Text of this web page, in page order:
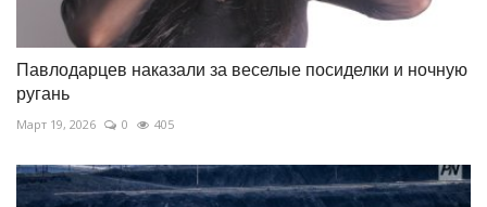
Павлодарцев наказали за веселые посиделки и ночную
ругань
Март 19, 2026 0 405